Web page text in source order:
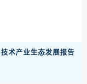
术产业生态发展报告